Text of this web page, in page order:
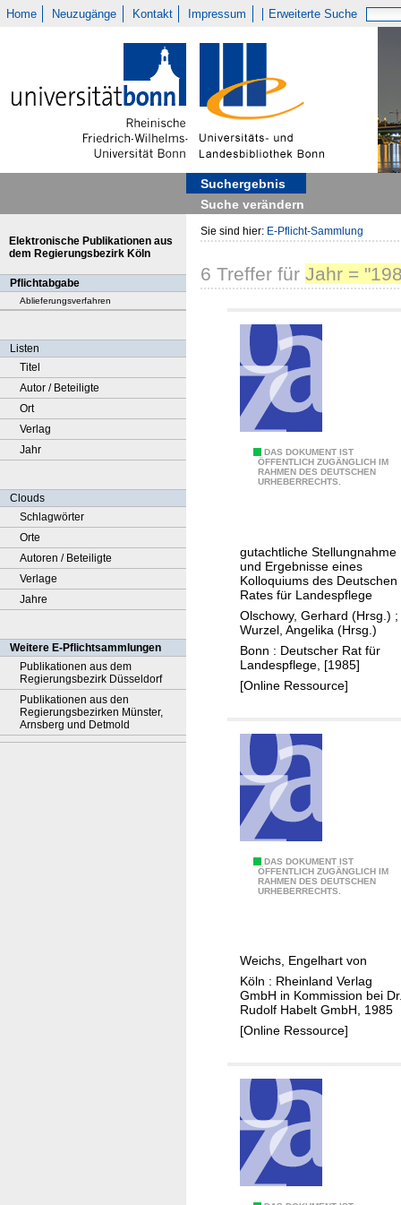
Home Neuzugänge Kontakt Impressum Erweiterte Suche
Suchergebnis
Suche verändern
Elektronische Publikationen aus
dem Regierungsbezirk Köln
Pflichtabgabe
Ablieferungsverfahren
Listen
Titel
Autor / Beteiligte
Ort
Verlag
Jahr
Clouds
Schlagwörter
Orte
Autoren / Beteiligte
Verlage
Jahre
Weitere E-Pflichtsammlungen
Publikationen aus dem
Regierungsbezirk Düsseldorf
Publikationen aus den
Regierungsbezirken Münster,
Arnsberg und Detmold
Sie sind hier: E-Pflicht-Sammlung
6 Treffer für Jahr =
DAS DOKUMENT IST
ÖFFENTLICH ZUGÄNGLICH IM
RAHMEN DES DEUTSCHEN
URHEBERRECHTS.
e
n
s
p
a
r
e
P
a
d
B
a
u
e
a
s
B
e
gutachtliche Stellungnahme
und Ergebnisse eines
Kolloquiums des Deutschen
Rates für Landespflege
Olschowy, Gerhard (Hrsg.) ;
Wurzel, Angelika (Hrsg.)
Bonn : Deutscher Rat für
Landespflege, [1985]
[Online Ressource]
DAS DOKUMENT IST
ÖFFENTLICH ZUGÄNGLICH IM
RAHMEN DES DEUTSCHEN
URHEBERRECHTS.
t
a
r
d
A
r
c
h
i
Weichs, Engelhart von
Köln : Rheinland Verlag
GmbH in Kommission bei
Rudolf Habelt GmbH, 1985
[Online Ressource]